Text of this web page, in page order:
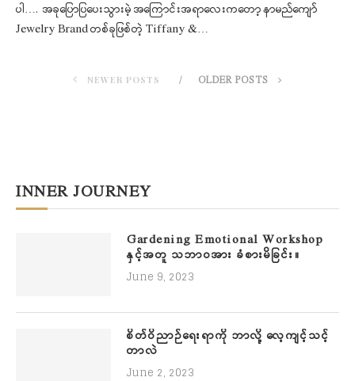
ပါ…. အခုပြောပြပေးသွားမဲ့ အကြောင်းအရာလေးကတော့ နာမည်ကျော်
Jewelry Brand တစ်ခုဖြစ်တဲ့ Tiffany &…
NEWER POSTS OLDER POSTS
INNER JOURNEY
Gardening Emotional Workshop
နှင့်အတူ သဘာဝအား ခံစားမိခြင်း။
June 9, 2023
စိတ်ဝိညာဉ်ရေးရာကို ဘာလို့ လေ့ကျင့်သင့်
တာလဲ
June 2, 2023